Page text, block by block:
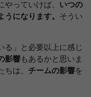
っていけば、 いつの
になります。 そうい
る」と必要以上に感じ
影響もあるかと思いま
は、 チームの影響を